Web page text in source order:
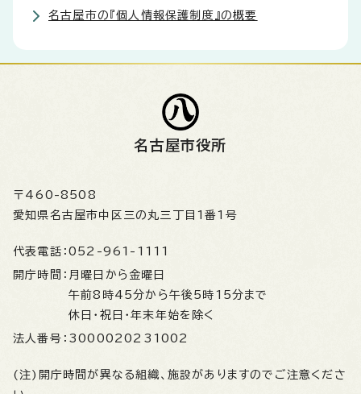
名古屋市の『個人情報保護制度』の概要
名古屋市役所
〒460-8508
愛知県名古屋市中区三の丸三丁目1番1号
代表電話： 052-961-1111
開庁時間： 月曜日から金曜日
午前8時45分から午後5時15分まで
休日・祝日・年末年始を除く
法人番号： 3000020231002
(注)開庁時間が異なる組織、施設がありますのでご注意くださ